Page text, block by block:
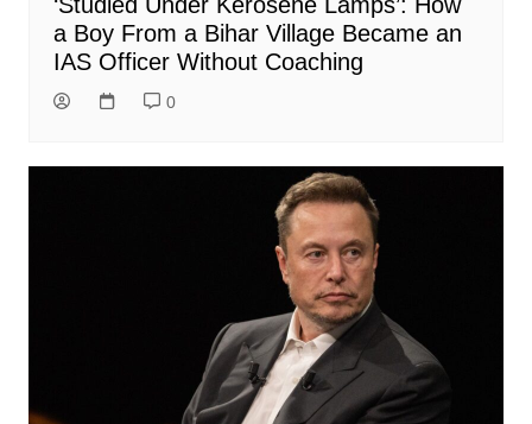
‘Studied Under Kerosene Lamps’: How
a Boy From a Bihar Village Became an
IAS Officer Without Coaching
0